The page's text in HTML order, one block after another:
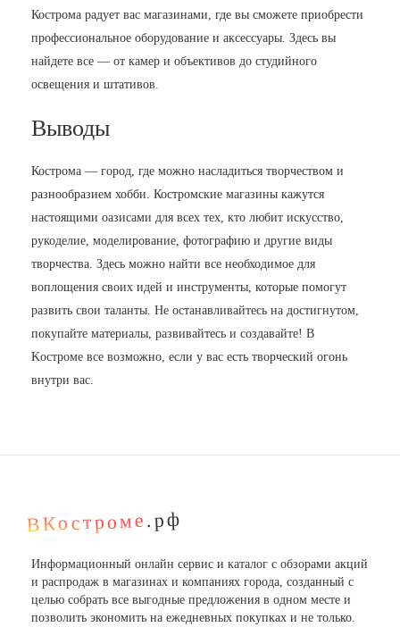
Кострома радует вас магазинами, где вы сможете приобрести
профессиональное оборудование и аксессуары. Здесь вы
найдете все — от камер и объективов до студийного
освещения и штативов.
Выводы
Кострома — город, где можно насладиться творчеством и
разнообразием хобби. Костромские магазины кажутся
настоящими оазисами для всех тех, кто любит искусство,
рукоделие, моделирование, фотографию и другие виды
творчества. Здесь можно найти все необходимое для
воплощения своих идей и инструменты, которые помогут
развить свои таланты. Не останавливайтесь на достигнутом,
покупайте материалы, развивайтесь и создавайте! В
Kостроме все возможно, если у вас есть творческий огонь
внутри вас.
ВКостроме.рф
Информационный онлайн сервис и каталог с обзорами акций
и распродаж в магазинах и компаниях города, созданный с
целью собрать все выгодные предложения в одном месте и
позволить экономить на ежедневных покупках и не только.